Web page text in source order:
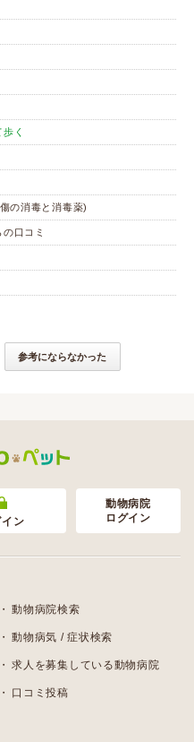
く
の消毒と消毒薬)
口コミ
参考にならなかった
イン
動物病院
ログイン
動物病院検索
動物病気 / 症状検索
求人を募集している動物病院
口コミ投稿